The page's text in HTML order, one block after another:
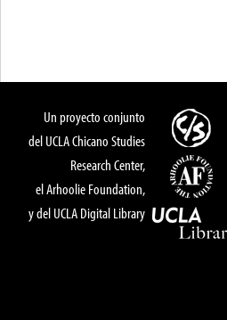
Un proyecto conjunto
del UCLA Chicano Studies
Research Center,
el Arhoolie Foundation,
y del UCLA Digital Library